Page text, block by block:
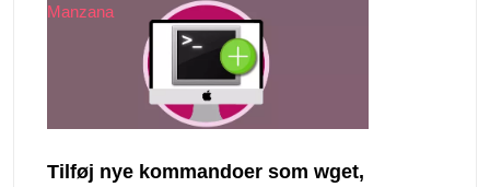
Manzana
Tilføj nye kommandoer som wget,